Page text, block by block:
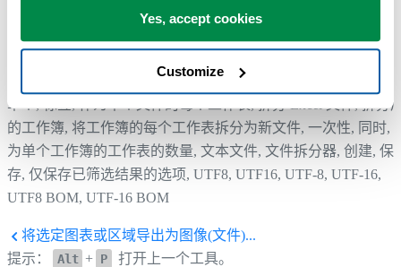
Yes, accept cookies
Customize
帮助您找到此工具的更多关键词：
单个, 标签, 作为单个文件的每个工作表, 拆分 Excel 文件, 拆分
的工作簿, 将工作簿的每个工作表拆分为新文件, 一次性, 同时,
为单个工作簿的工作表的数量, 文本文件, 文件拆分器, 创建, 保
存, 仅保存已筛选结果的选项, UTF8, UTF16, UTF-8, UTF-16,
UTF8 BOM, UTF-16 BOM
将选定图表或区域导出为图像(文件)...
提示：
Alt + P 打开上一个工具。